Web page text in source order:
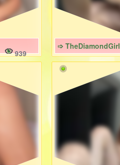
939
➩ TheDiamondGirl